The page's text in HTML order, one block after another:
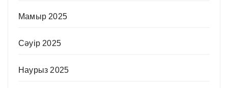
Мамыр 2025
Сәуір 2025
Наурыз 2025